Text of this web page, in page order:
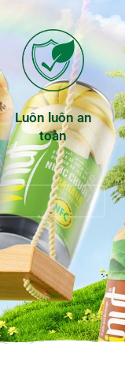
Luôn luôn an
toàn